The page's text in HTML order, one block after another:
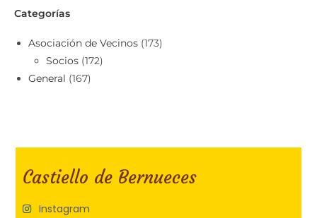
Categorías
Asociación de Vecinos (173)
Socios (172)
General (167)
Castiello de Bernueces
Instagram